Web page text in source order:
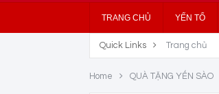
TRANG CHỦ YẾN TỔ
Quick Links Trang chủ
Home QUÀ TẶNG YẾN SÀO